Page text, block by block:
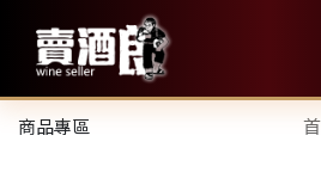
商品專區